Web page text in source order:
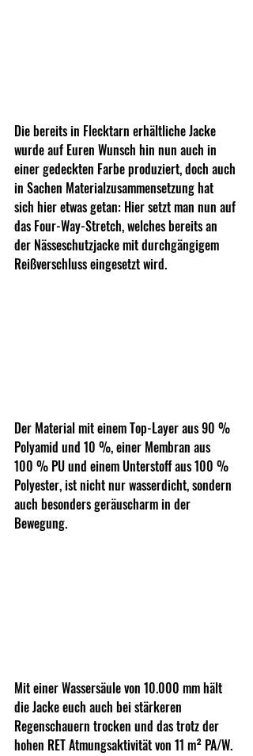
Die bereits in Flecktarn erhältliche Jacke
wurde auf Euren Wunsch hin nun auch in
einer gedeckten Farbe produziert, doch auch
in Sachen Materialzusammensetzung hat
sich hier etwas getan: Hier setzt man nun auf
das Four-Way-Stretch, welches bereits an
der Nässeschutzjacke mit durchgängigem
Reißverschluss eingesetzt wird.
Der Material mit einem Top-Layer aus 90 %
Polyamid und 10 %, einer Membran aus
100 % PU und einem Unterstoff aus 100 %
Polyester, ist nicht nur wasserdicht, sondern
auch besonders geräuscharm in der
Bewegung.
Mit einer Wassersäule von 10.000 mm hält
die Jacke euch auch bei stärkeren
Regenschauern trocken und das trotz der
hohen RET Atmungsaktivität von 11 m² PA/W.